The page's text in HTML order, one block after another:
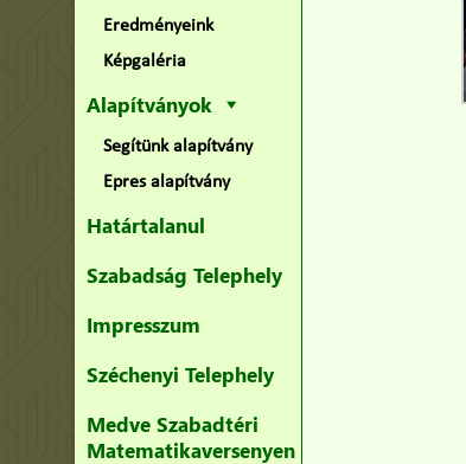
Eredményeink
Képgaléria
Alapítványok
Segítünk alapítvány
Epres alapítvány
Határtalanul
Szabadság Telephely
Impresszum
Széchenyi Telephely
Medve Szabadtéri
Matematikaversenyen